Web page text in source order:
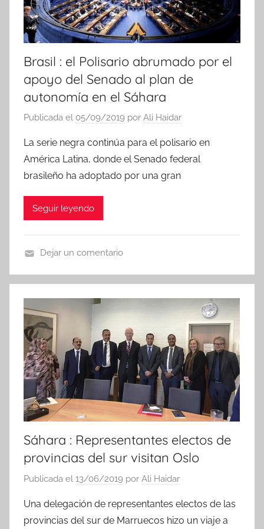
Brasil : el Polisario abrumado por el
apoyo del Senado al plan de
autonomía en el Sáhara
Publicada el 05/09/2019 por Ali Haidar
La serie negra continúa para el polisario en
América Latina, donde el Senado federal
brasileño ha adoptado por una gran
Seguir leyendo
o
t
i
c
a
s
Dejar un comentario
Sáhara : Representantes electos de
provincias del sur visitan Oslo
Publicada el 13/06/2019 por Ali Haidar
Una delegación de representantes electos de las
provincias del sur de Marruecos hizo un viaje a